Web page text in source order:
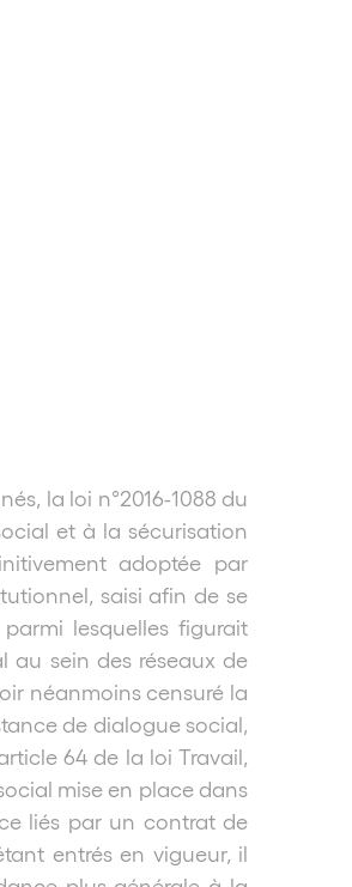
la loi n°2016-1088 du
et à la sécurisation
adoptée par
saisi afin de se
lesquelles figurait
au sein des réseaux de
néanmoins censuré la
de dialogue social,
64 de la loi Travail,
mise en place dans
liés par un contrat de
entrés en vigueur, il